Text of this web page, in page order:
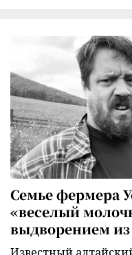
Семье фермера
«веселый
выдворением